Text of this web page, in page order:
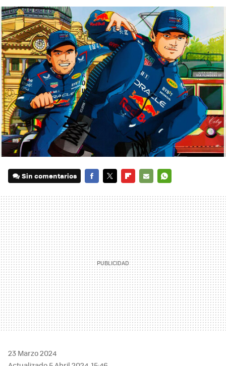
Sin comentarios
MAIL
23 Marzo 2024